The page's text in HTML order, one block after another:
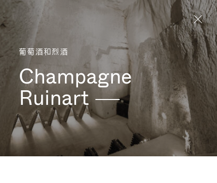
Aller directement au contenu
葡萄酒和烈酒
Champagne
Ruinart